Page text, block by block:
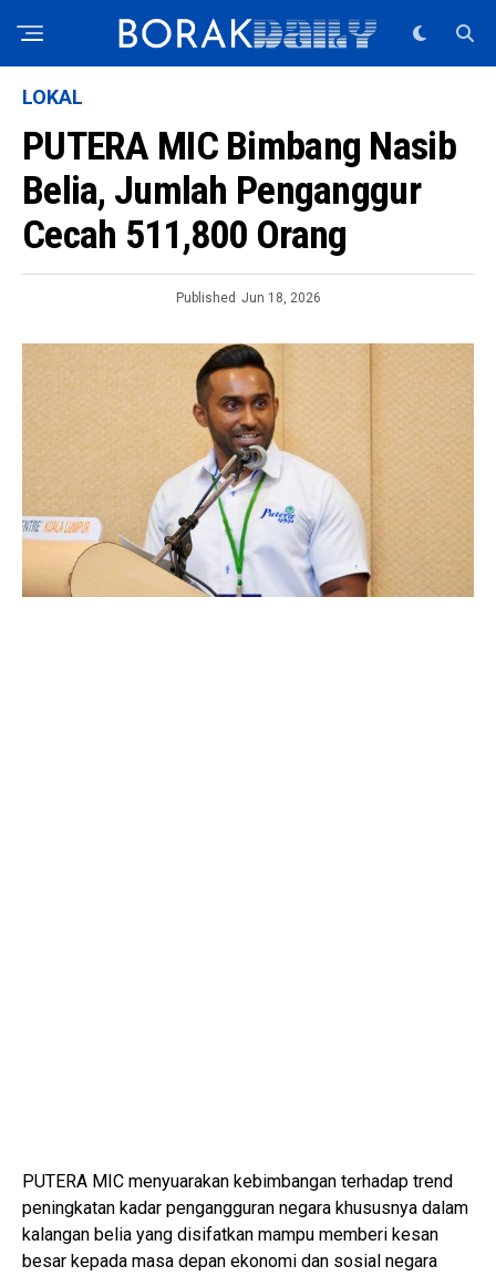
LOKAL
PUTERA MIC Bimbang Nasib
Belia, Jumlah Penganggur
Cecah 511,800 Orang
Published Jun 18, 2026
PUTERA MIC menyuarakan kebimbangan terhadap trend
peningkatan kadar pengangguran negara khususnya dalam
kalangan belia yang disifatkan mampu memberi kesan
besar kepada masa depan ekonomi dan sosial negara